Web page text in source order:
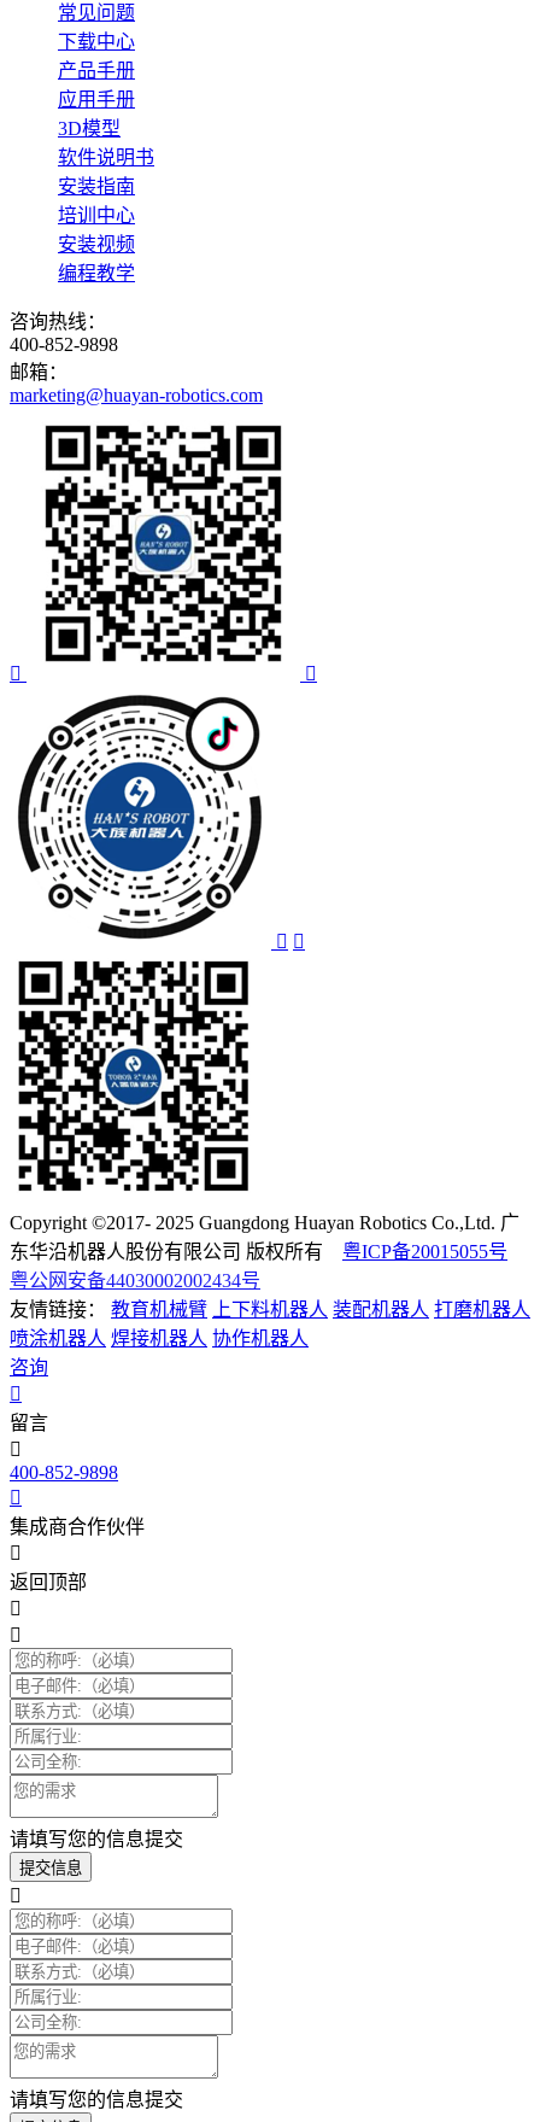
常见问题
下载中心
产品手册
应用手册
3D模型
软件说明书
安装指南
培训中心
安装视频
编程教学
咨询热线：
400-852-9898
邮箱：
marketing@huayan-robotics.com
Copyright ©2017- 2025 Guangdong Huayan Robotics Co.,Ltd. 广
东华沿机器人股份有限公司 版权所有 粤ICP备20015055号
粤公网安备44030002002434号
友情链接：
教育机械臂 上下料机器人 装配机器人 打磨机器人
喷涂机器人 焊接机器人 协作机器人
咨询
留言
400-852-9898
集成商合作伙伴
返回顶部
请填写您的信息提交
提交信息
请填写您的信息提交